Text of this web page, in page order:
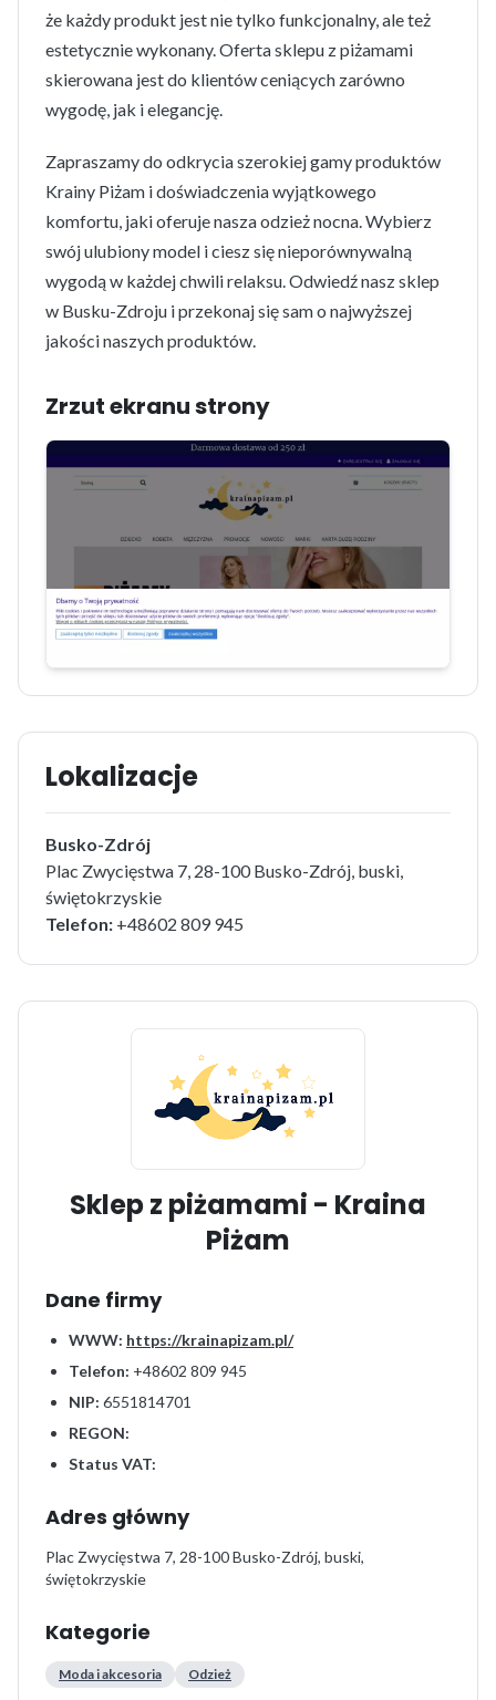
że każdy produkt jest nie tylko funkcjonalny, ale też
estetycznie wykonany. Oferta sklepu z piżamami
skierowana jest do klientów ceniących zarówno
wygodę, jak i elegancję.
Zapraszamy do odkrycia szerokiej gamy produktów
Krainy Piżam i doświadczenia wyjątkowego
komfortu, jaki oferuje nasza odzież nocna. Wybierz
swój ulubiony model i ciesz się nieporównywalną
wygodą w każdej chwili relaksu. Odwiedź nasz sklep
w Busku-Zdroju i przekonaj się sam o najwyższej
jakości naszych produktów.
Zrzut ekranu strony
Lokalizacje
Busko-Zdrój
Plac Zwycięstwa 7, 28-100 Busko-Zdrój, buski,
świętokrzyskie
Telefon: +48602 809 945
Sklep z piżamami - Kraina
Piżam
Dane firmy
WWW: https://krainapizam.pl/
Telefon: +48602 809 945
NIP: 6551814701
REGON:
Status VAT:
Adres główny
Plac Zwycięstwa 7, 28-100 Busko-Zdrój, buski,
świętokrzyskie
Kategorie
Moda i akcesoria Odzież